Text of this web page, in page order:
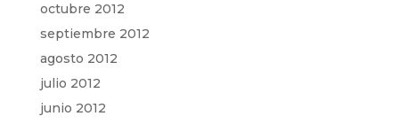
octubre 2012
septiembre 2012
agosto 2012
julio 2012
junio 2012